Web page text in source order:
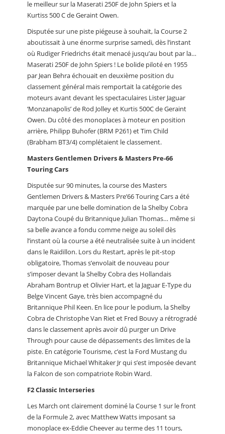
le meilleur sur la Maserati 250F de John Spiers et la
Kurtiss 500 C de Geraint Owen.
Disputée sur une piste piégeuse à souhait, la Course 2
aboutissait à une énorme surprise samedi, dès l’instant
où Rudiger Friedrichs était menacé jusqu’au bout par la…
Maserati 250F de John Spiers ! Le bolide piloté en 1955
par Jean Behra échouait en deuxième position du
classement général mais remportait la catégorie des
moteurs avant devant les spectaculaires Lister Jaguar
‘Monzanapolis’ de Rod Jolley et Kurtis 500C de Geraint
Owen. Du côté des monoplaces à moteur en position
arrière, Philipp Buhofer (BRM P261) et Tim Child
(Brabham BT3/4) complétaient le classement.
Masters Gentlemen Drivers & Masters Pre-66
Touring Cars
Disputée sur 90 minutes, la course des Masters
Gentlemen Drivers & Masters Pre’66 Touring Cars a été
marquée par une belle domination de la Shelby Cobra
Daytona Coupé du Britannique Julian Thomas… même si
sa belle avance a fondu comme neige au soleil dès
l’instant où la course a été neutralisée suite à un incident
dans le Raidillon. Lors du Restart, après le pit-stop
obligatoire, Thomas s’envolait de nouveau pour
s’imposer devant la Shelby Cobra des Hollandais
Abraham Bontrup et Olivier Hart, et la Jaguar E-Type du
Belge Vincent Gaye, très bien accompagné du
Britannique Phil Keen. En lice pour le podium, la Shelby
Cobra de Christophe Van Riet et Fred Bouvy a rétrogradé
dans le classement après avoir dû purger un Drive
Through pour cause de dépassements des limites de la
piste. En catégorie Tourisme, c’est la Ford Mustang du
Britannique Michael Whitaker Jr qui s’est imposée devant
la Falcon de son compatriote Robin Ward.
F2 Classic Interseries
Les March ont clairement dominé la Course 1 sur le front
de la Formule 2, avec Matthew Watts imposant sa
monoplace ex-Eddie Cheever au terme des 11 tours,